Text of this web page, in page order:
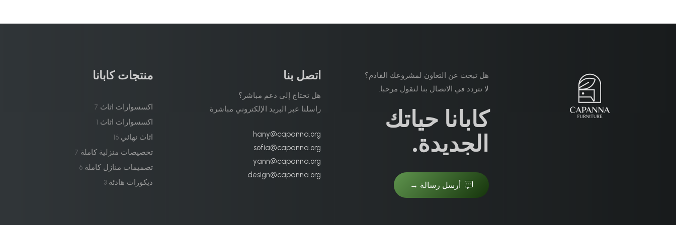
هل تبحث عن التعاون لمشروعك القادم؟
لا تتردد في الاتصال بنا لنقول مرحبا.
كابانا حياتك
الجديدة.
أرسل رسالة →
اتصل بنا
هل تحتاج إلى دعم مباشر؟
راسلنا عبر البريد الإلكتروني مباشرة
hany@capanna.org
sofia@capanna.org
yann@capanna.org
design@capanna.org
منتجات كابانا
اكسسوارات اثاث 7
اكسسوارات اثاث 1
اثاث نهائي 16
تخصيصات منزلية كاملة 7
تصميمات منازل كاملة 6
ديكورات هادئة 3